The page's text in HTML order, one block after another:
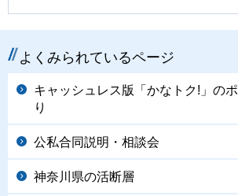
よくみられているページ
キャッシュレス版「かなトク!」の
り
公私合同説明・相談会
神奈川県の活断層